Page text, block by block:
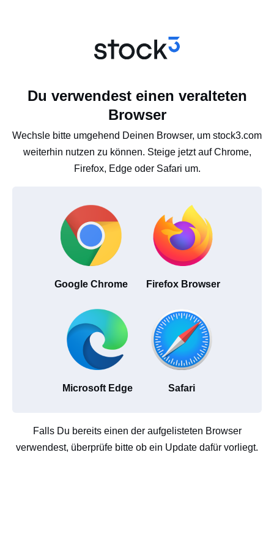
Du verwendest einen veralteten
Browser
Wechsle bitte umgehend Deinen Browser, um stock3.com
weiterhin nutzen zu können. Steige jetzt auf Chrome,
Firefox, Edge oder Safari um.
Google Chrome Firefox Browser
Microsoft Edge Safari
Falls Du bereits einen der aufgelisteten Browser
verwendest, überprüfe bitte ob ein Update dafür vorliegt.